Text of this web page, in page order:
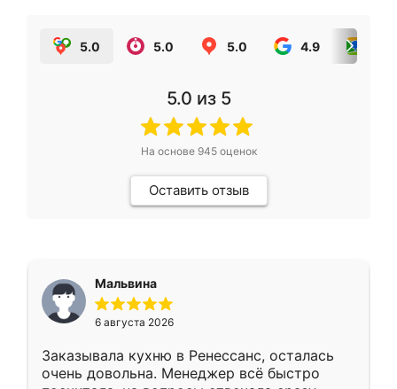
5.0 5.0 5.0 4.9
5.0 из 5
На основе 945оценок
Оставить отзыв
Мальвина
6 августа 2026
Заказывала кухню в Ренессанс, осталась
очень довольна. Менеджер всё быстро